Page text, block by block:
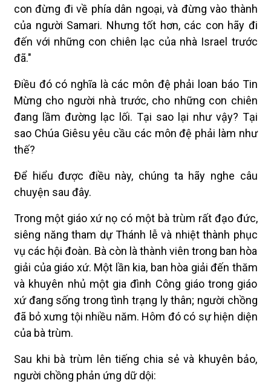
con đừng đi về phía dân ngoại, và đừng vào thành
của người Samari. Nhưng tốt hơn, các con hãy đi
đến với những con chiên lạc của nhà Israel trước
đã."
Điều đó có nghĩa là các môn đệ phải loan báo Tin
Mừng cho người nhà trước, cho những con chiên
đang lầm đường lạc lối. Tại sao lại như vậy? Tại
sao Chúa Giêsu yêu cầu các môn đệ phải làm như
thế?
Để hiểu được điều này, chúng ta hãy nghe câu
chuyện sau đây.
Trong một giáo xứ nọ có một bà trùm rất đạo đức,
siêng năng tham dự Thánh lễ và nhiệt thành phục
vụ các hội đoàn. Bà còn là thành viên trong ban hòa
giải của giáo xứ. Một lần kia, ban hòa giải đến thăm
và khuyên nhủ một gia đình Công giáo trong giáo
xứ đang sống trong tình trạng ly thân; người chồng
đã bỏ xưng tội nhiều năm. Hôm đó có sự hiện diện
của bà trùm.
Sau khi bà trùm lên tiếng chia sẻ và khuyên bảo,
người chồng phản ứng dữ dội: